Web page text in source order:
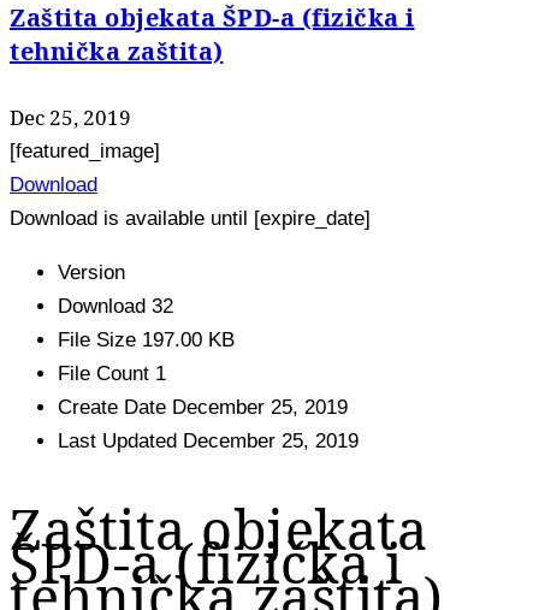
Zaštita objekata ŠPD-a (fizička i
tehnička zaštita)
Dec 25, 2019
[featured_image]
Download
Download is available until [expire_date]
Version
Download 32
File Size 197.00 KB
File Count 1
Create Date December 25, 2019
Last Updated December 25, 2019
Zaštita objekata
ŠPD-a (fizička i